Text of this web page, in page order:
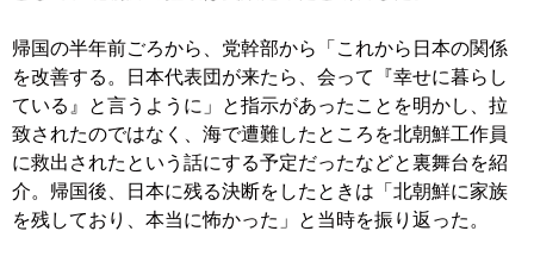
帰国の半年前ごろから、党幹部から「これから日本の関係
を改善する。日本代表団が来たら、会って『幸せに暮らし
ている』と言うように」と指示があったことを明かし、拉
致されたのではなく、海で遭難したところを北朝鮮工作員
に救出されたという話にする予定だったなどと裏舞台を紹
介。帰国後、日本に残る決断をしたときは「北朝鮮に家族
を残しており、本当に怖かった」と当時を振り返った。